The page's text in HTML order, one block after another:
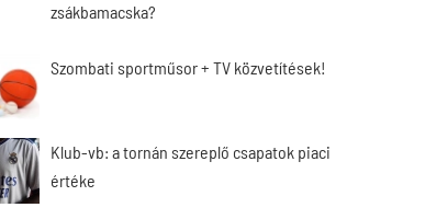
zsákbamacska?
Szombati sportműsor + TV közvetítések!
Klub-vb: a tornán szereplő csapatok piaci
értéke